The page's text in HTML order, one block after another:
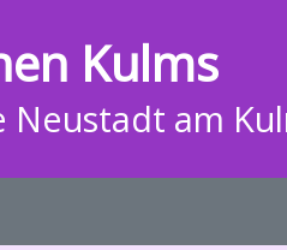
Kulms
Neustadt am